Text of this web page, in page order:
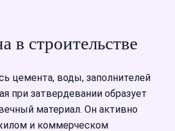
в строительстве
цемента, воды, заполнителей
при затвердевании образует
материал. Он активно
и коммерческом